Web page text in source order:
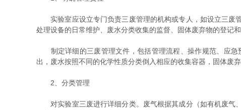
实验室应设立专门负责三废管理的机构或专人，如设立三废
处理设备的日常维护、废水分类收集的监督、固体废弃物的登记
制定详细的三废管理文件，包括管理流程、操作规范、应急
出，废水按照不同的化学性质分类倒入相应的收集容器，固体废
2、分类管理
对实验室三废进行详细分类。废气根据其成分（如有机废气